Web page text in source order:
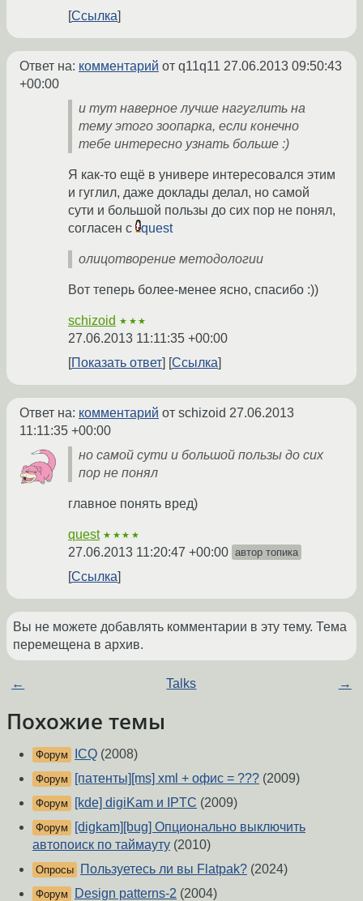
Ссылка
Ответ на: комментарий от q11q11 27.06.2013 09:50:43
+00:00
и тут наверное лучше нагуглить на
тему этого зоопарка, если конечно
тебе интересно узнать больше :)
Я как-то ещё в универе интересовался этим
и гуглил, даже доклады делал, но самой
сути и большой пользы до сих пор не понял,
согласен с
quest
олицотворение методологии
Вот теперь более-менее ясно, спасибо :))
schizoid ★★★
27.06.2013 11:11:35 +00:00
Показать ответ
Ссылка
Ответ на: комментарий от schizoid 27.06.2013
11:11:35 +00:00
но самой сути и большой пользы до сих
пор не понял
главное понять вред)
quest ★★★★
27.06.2013 11:20:47 +00:00 автор топика
Ссылка
Вы не можете добавлять комментарии в эту тему. Тема
перемещена в архив.
← Talks →
Похожие темы
Форум ICQ (2008)
Форум [патенты][ms] xml + офис = ??? (2009)
Форум [kde] digiKam и IPTC (2009)
Форум
[digkam][bug] Опционально выключить
автопоиск по таймауту (2010)
Опросы Пользуетесь ли вы Flatpak? (2024)
Форум Design patterns-2 (2004)